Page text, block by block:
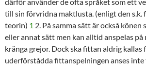
till sin förvridna maktlusta. (enligt den s.k.
teorin) 1 2. På samma sätt är också könen
eller annat sätt men kan alltid anspelas
kränga grejor. Dock ska fittan aldrig kallas
uderförstådda fittanspelningen anses inte